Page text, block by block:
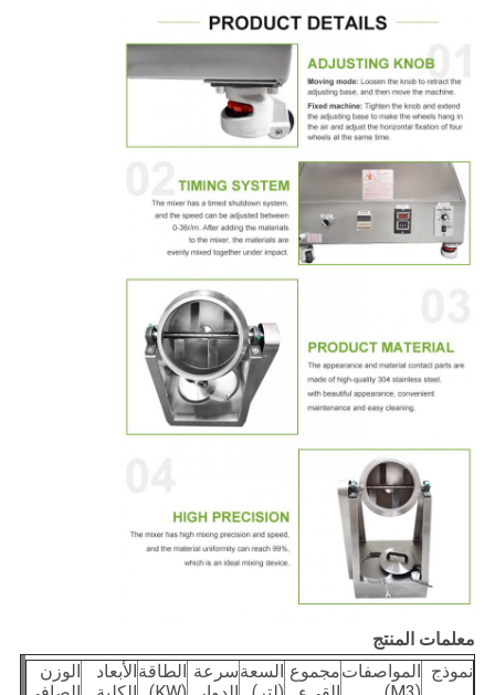
معلمات المنتج
نموذج المواصفاتمجموع السعةسرعة الطاقةالأبعاد
الوزن